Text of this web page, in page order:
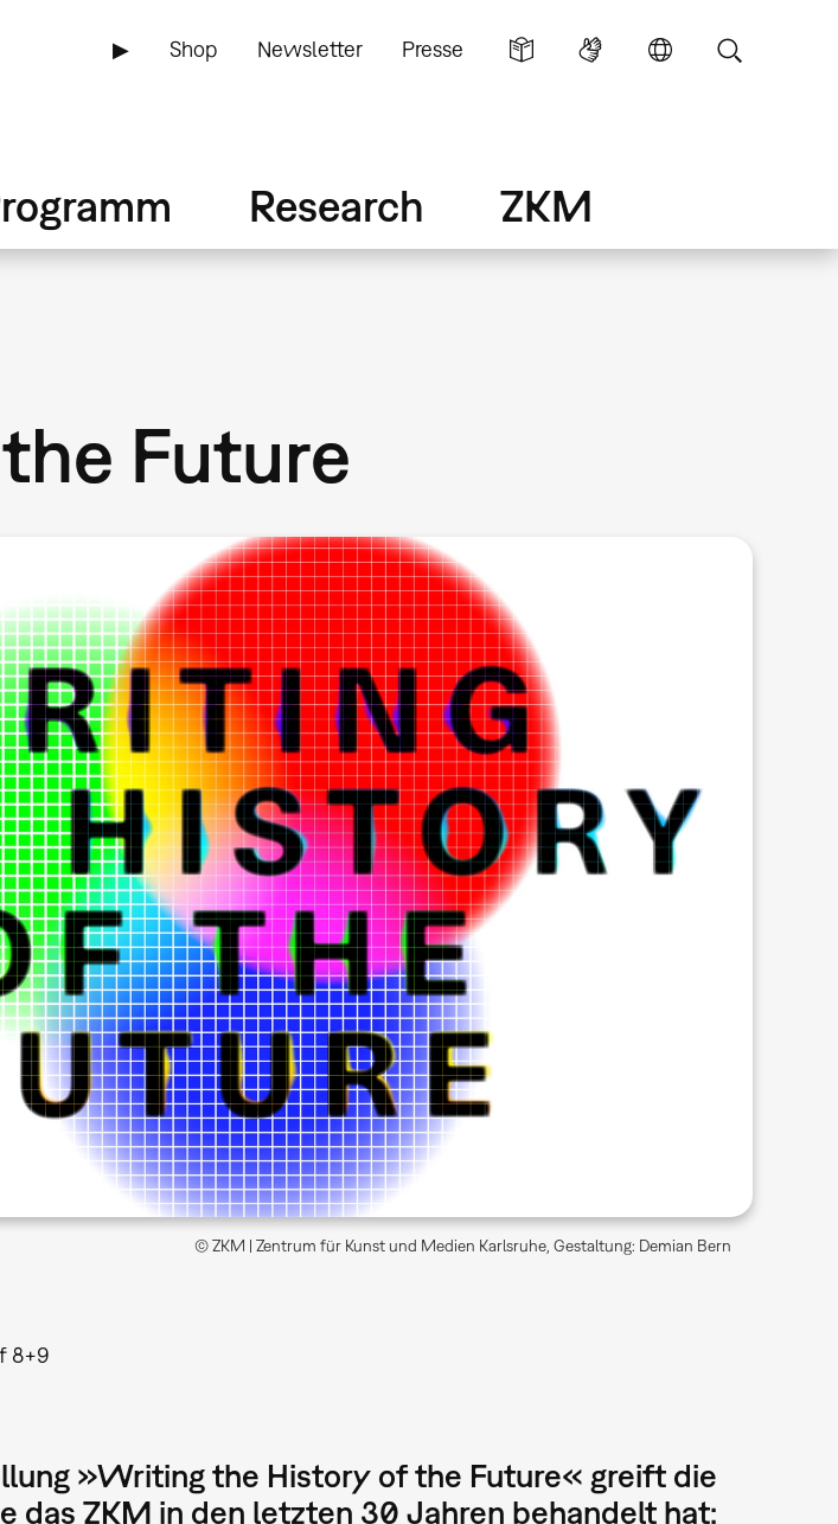
▶ Shop Newsletter Presse
Research ZKM
Future
© ZKM | Zentrum für Kunst und Medien Karlsruhe, Gestaltung: Demian Bern
8+9
»Writing the History of the Future« greift die
das ZKM in den letzten 30 Jahren behandelt hat: